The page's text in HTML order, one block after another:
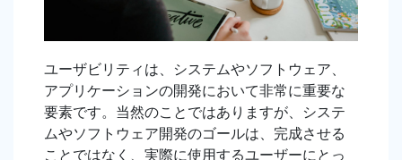
ユーザビリティは、システムやソフトウェア、
アプリケーションの開発において非常に重要な
要素です。当然のことではありますが、システ
ムやソフトウェア開発のゴールは、完成させる
ことではなく、実際に使用するユーザーにとっ